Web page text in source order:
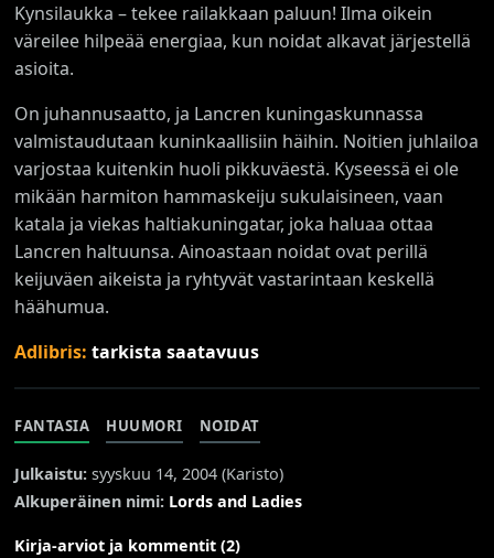
Kynsilaukka – tekee railakkaan paluun! Ilma oikein
väreilee hilpeää energiaa, kun noidat alkavat järjestellä
asioita.
On juhannusaatto, ja Lancren kuningaskunnassa
valmistaudutaan kuninkaallisiin häihin. Noitien juhlailoa
varjostaa kuitenkin huoli pikkuväestä. Kyseessä ei ole
mikään harmiton hammaskeiju sukulaisineen, vaan
katala ja viekas haltiakuningatar, joka haluaa ottaa
Lancren haltuunsa. Ainoastaan noidat ovat perillä
keijuväen aikeista ja ryhtyvät vastarintaan keskellä
häähumua.
Adlibris:tarkista saatavuus
FANTASIA HUUMORI NOIDAT
Julkaistu: syyskuu 14, 2004 (Karisto)
Alkuperäinen nimi: Lords and Ladies
Kirja-arviot ja kommentit (2)